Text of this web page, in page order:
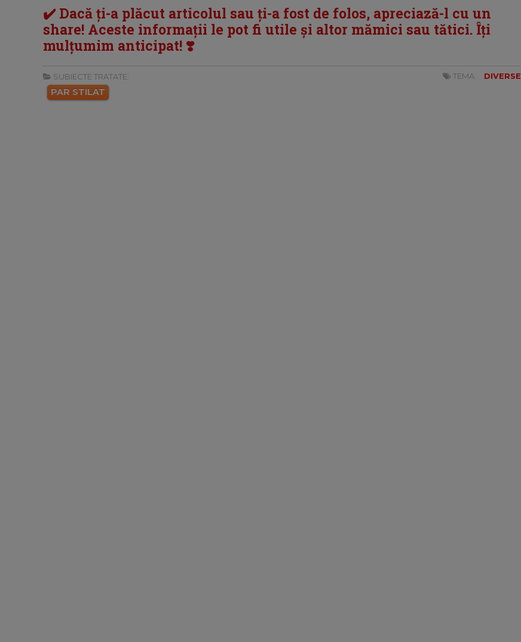
✔️ Dacă ți-a plăcut articolul sau ți-a fost de folos, apreciază-l cu un
share! Aceste informații le pot fi utile și altor mămici sau tătici. Îți
mulțumim anticipat! ❣️
SUBIECTE TRATATE:
PAR STILAT
TEMA: DIVERSE